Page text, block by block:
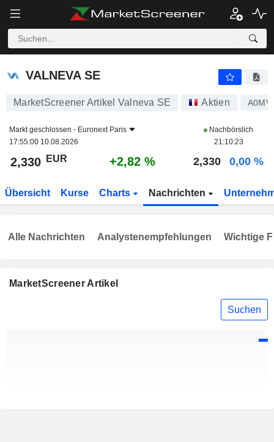
VALNEVA SE
VALNEVA SE
MarketScreener Artikel Valneva SE Aktien
Markt geschlossen - Euronext Paris
17:55:00 10.08.2026
Nachbörslich
21:10:23
2,330 EUR +2,82 % 2,330 0,00 %
Übersicht Kurse Charts Nachrichten
MarketScreener Artikel
Suchen
Alle Nachrichten Analystenempfehlungen Wichtige